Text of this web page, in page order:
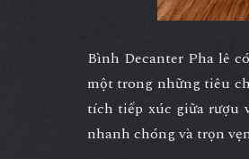
Bình Decanter Pha lê
một trong những tiêu
tích tiếp xúc giữa rượu
nhanh chóng và trọn